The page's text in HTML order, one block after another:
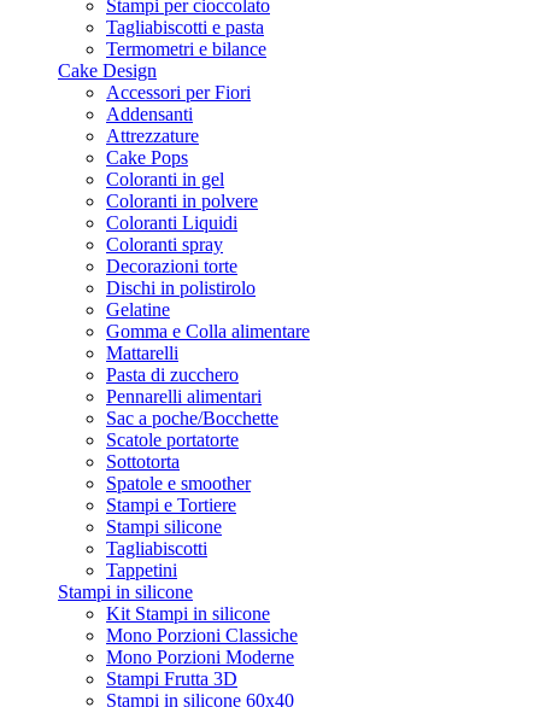
Stampi per cioccolato
Tagliabiscotti e pasta
Termometri e bilance
Cake Design
Accessori per Fiori
Addensanti
Attrezzature
Cake Pops
Coloranti in gel
Coloranti in polvere
Coloranti Liquidi
Coloranti spray
Decorazioni torte
Dischi in polistirolo
Gelatine
Gomma e Colla alimentare
Mattarelli
Pasta di zucchero
Pennarelli alimentari
Sac a poche/Bocchette
Scatole portatorte
Sottotorta
Spatole e smoother
Stampi e Tortiere
Stampi silicone
Tagliabiscotti
Tappetini
Stampi in silicone
Kit Stampi in silicone
Mono Porzioni Classiche
Mono Porzioni Moderne
Stampi Frutta 3D
Stampi in silicone 60x40